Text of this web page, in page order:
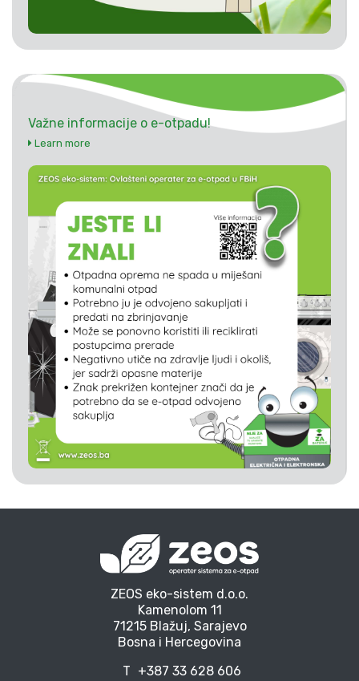
Važne informacije o e-otpadu!
Learn more
ZEOS eko-sistem d.o.o.
Kamenolom 11
71215 Blažuj, Sarajevo
Bosna i Hercegovina
T +387 33 628 606